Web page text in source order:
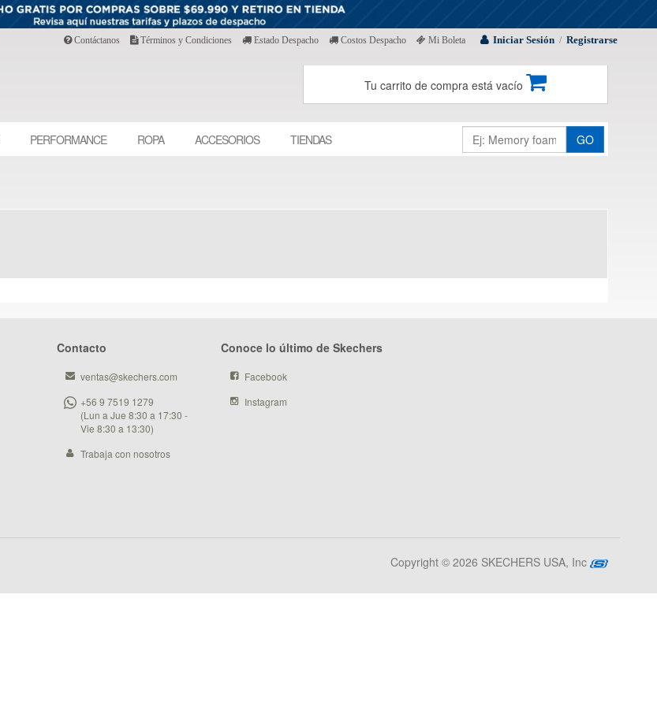
Iniciar Sesión / Registrarse
Contáctanos Términos y Condiciones Estado Despacho Costos Despacho Mi Boleta
Tu carrito de compra está vacío
PERFORMANCE ROPA ACCESORIOS TIENDAS GO
Contacto
ventas@skechers.com
+56 9 7519 1279
(Lun a Jue 8:30 a 17:30 -
Vie 8:30 a 13:30)
Trabaja con nosotros
Conoce lo último de Skechers
Facebook
Instagram
Copyright © 2026 SKECHERS USA, Inc